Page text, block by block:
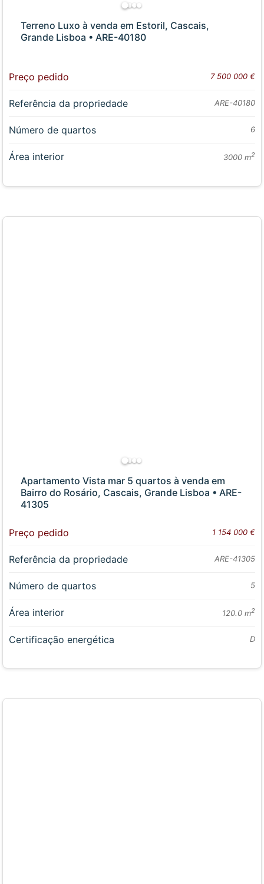
Terreno Luxo à venda em Estoril, Cascais,
Grande Lisboa • ARE-40180
Preço pedido 7 500 000 €
Referência da propriedade ARE-40180
Número de quartos 6
Área interior 3000 m2
Apartamento Vista mar 5 quartos à venda em
Bairro do Rosário, Cascais, Grande Lisboa • ARE-
41305
Preço pedido 1 154 000 €
Referência da propriedade ARE-41305
Número de quartos 5
Área interior 120.0 m2
Certificação energética D